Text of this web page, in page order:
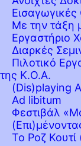
Εισαγωγικές
Με την τάξη
Εργαστήριo
Διαρκές
Πιλοτικό
της Κ.Ο.Α.
(Dis)playing
Ad libitum
Φεστιβάλ
Το Ροζ